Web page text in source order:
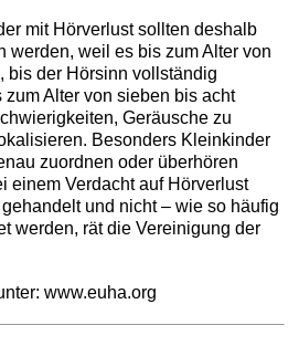
mit Hörverlust sollten deshalb
werden, weil es bis zum Alter von
bis der Hörsinn vollständig
Alter von sieben bis acht
Geräusche zu
Besonders Kleinkinder
zuordnen oder überhören
einem Verdacht auf Hörverlust
und nicht – wie so häufig
werden, rät die Vereinigung der
www.euha.org